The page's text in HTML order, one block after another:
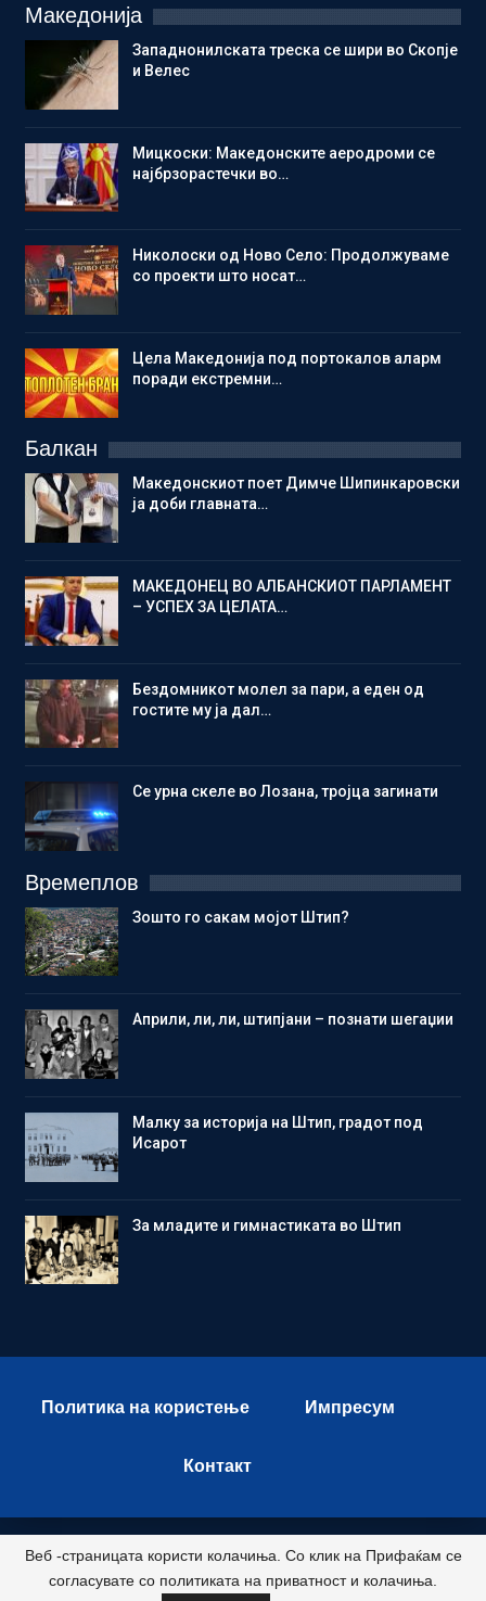
Македонија
Западнонилската треска се шири во Скопје
и Велес
Мицкоски: Македонските аеродроми се
најбрзорастечки во…
Николоски од Ново Село: Продолжуваме
со проекти што носат…
Цела Македонија под портокалов аларм
поради екстремни…
Балкан
Македонскиот поет Димче Шипинкаровски
ја доби главната…
МАКЕДОНЕЦ ВО АЛБАНСКИОТ ПАРЛАМЕНТ
– УСПЕХ ЗА ЦЕЛАТА…
Бездомникот молел за пари, а еден од
гостите му ја дал…
Се урна скеле во Лозана, тројца загинати
Времеплов
Зошто го сакам мојот Штип?
Aприли, ли, ли, штипјани – познати шегаџии
Малку за историја на Штип, градот под
Исарот
Зa младите и гимнастиката во Штип
Политика на користење Импресум
Контакт
© 2026 - Istok Press. All Rights Reserved.
Развиено и хостирано од
Веб -страницата користи колачиња. Со клик на Прифаќам се
согласувате со политиката на приватност и колачиња.